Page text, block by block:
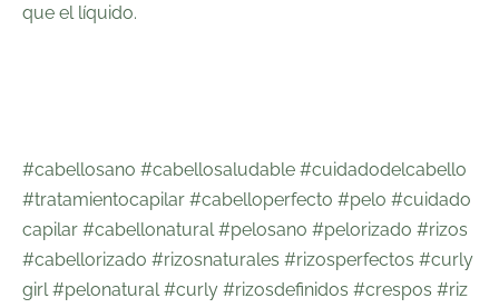
que el líquido. ⁠
#cabellosano #cabellosaludable #cuidadodelcabello
#tratamientocapilar #cabelloperfecto #pelo #cuidado
capilar #cabellonatural #pelosano #pelorizado #rizos
#cabellorizado #rizosnaturales #rizosperfectos #curly
girl #pelonatural #curly #rizosdefinidos #crespos #riz